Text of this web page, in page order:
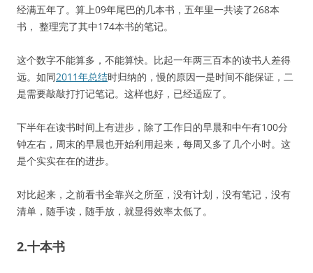
经满五年了。算上09年尾巴的几本书，五年里一共读了268本
书， 整理完了其中174本书的笔记。
这个数字不能算多，不能算快。比起一年两三百本的读书人差得
远。如同2011年总结时归纳的，慢的原因一是时间不能保证，二
是需要敲敲打打记笔记。这样也好，已经适应了。
下半年在读书时间上有进步，除了工作日的早晨和中午有100分
钟左右，周末的早晨也开始利用起来，每周又多了几个小时。这
是个实实在在的进步。
对比起来，之前看书全靠兴之所至，没有计划，没有笔记，没有
清单，随手读，随手放，就显得效率太低了。
2.十本书